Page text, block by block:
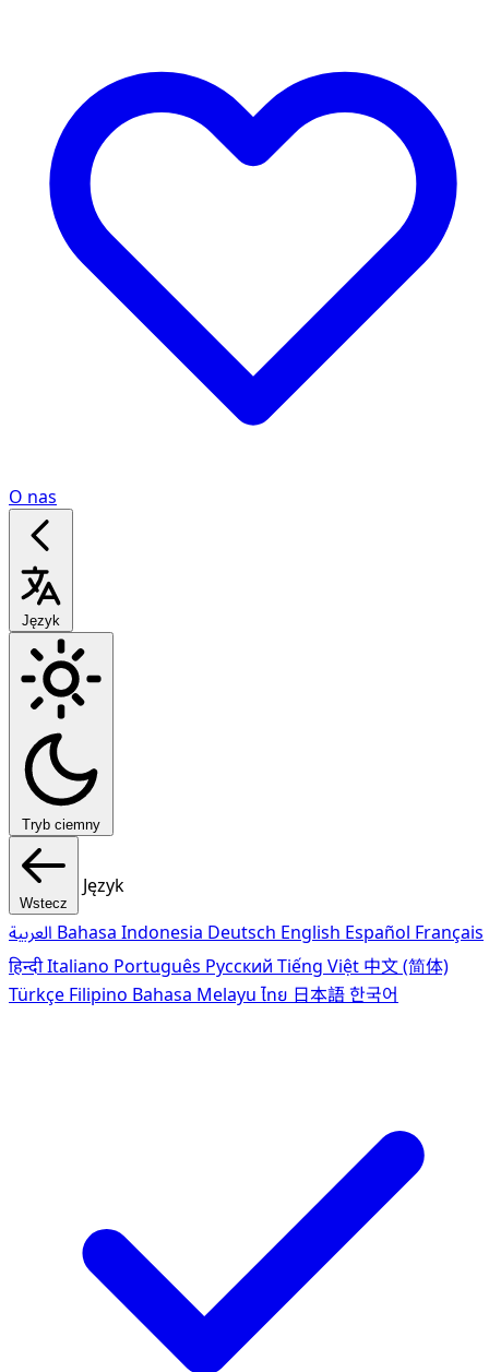
O nas
Język
Tryb ciemny
Wstecz
Język
Bahasa Indonesia Deutsch English Español Français
हिन्दीItaliano Português Pусский Tiếng Việt 中文 (简体)
Türkçe Filipino Bahasa Melayu ไทย 日本語한국어